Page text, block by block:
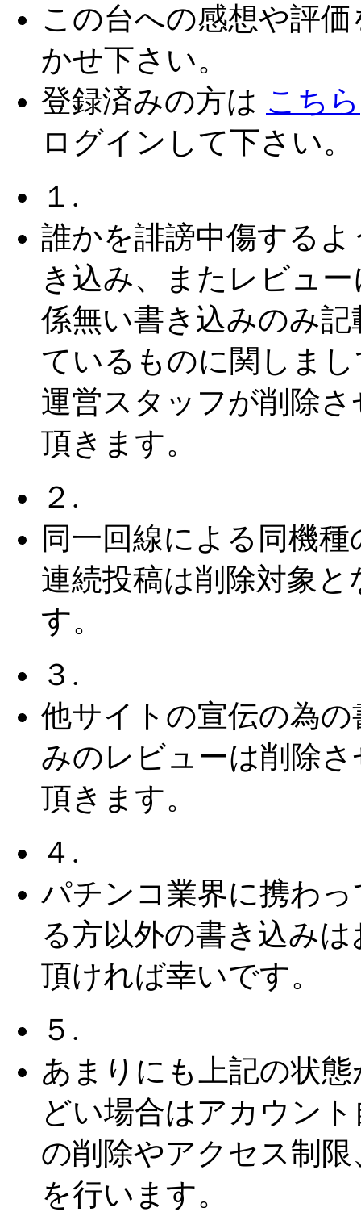
この台への感想や評価
かせ下さい。
登録済みの方は こちら
ログインして下さい。
１.
誰かを誹謗中傷するよ
き込み、またレビュー
係無い書き込みのみ記
ているものに関しま
運営スタッフが削除さ
頂きます。
２.
同一回線による同機種
連続投稿は削除対象と
す。
３.
他サイトの宣伝の為の
みのレビューは削除さ
頂きます。
４.
パチンコ業界に携わっ
る方以外の書き込みは
頂ければ幸いです。
５.
あまりにも上記の状態
どい場合はアカウント
の削除やアクセス制限
を行います。